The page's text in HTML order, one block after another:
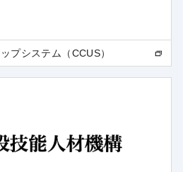
プシステム（CCUS）